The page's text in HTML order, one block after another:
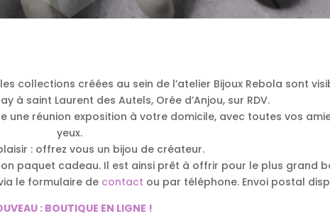
collections créées au sein de l’atelier Bijoux Rebola sont
à saint Laurent des Autels, Orée d’Anjou, sur RDV.
une réunion exposition à votre domicile, avec toutes vos
yeux.
: offrez vous un bijou de créateur.
paquet cadeau. Il est ainsi prêt à offrir pour le plus grand
le formulaire de contact ou par téléphone. Envoi postal
: BOUTIQUE EN LIGNE !